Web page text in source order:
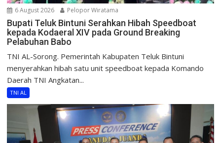
6 August 2026 Pelopor Wiratama
Bupati Teluk Bintuni Serahkan Hibah Speedboat
kepada Kodaeral XIV pada Ground Breaking
Pelabuhan Babo
TNI AL-Sorong. Pemerintah Kabupaten Teluk Bintuni
menyerahkan hibah satu unit speedboat kepada Komando
Daerah TNI Angkatan...
TNI AL